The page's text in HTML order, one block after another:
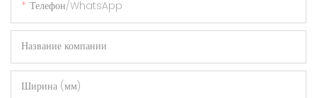
Телефон/WhatsApp
Название компании
Ширина (мм)